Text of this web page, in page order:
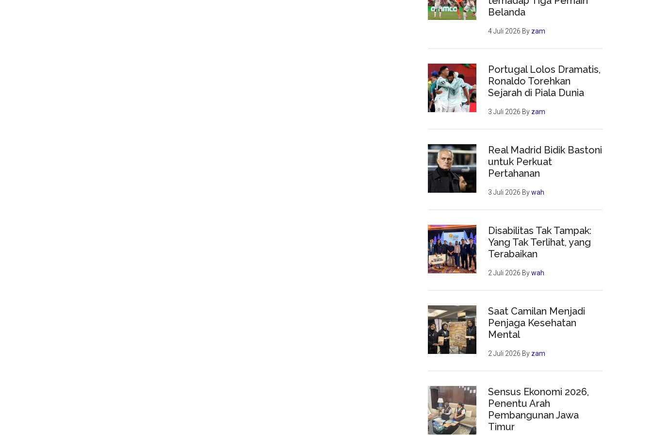
Belanda
4 Juli 2026 By zam
Portugal Lolos Dramatis,
Ronaldo Torehkan
Sejarah di Piala Dunia
3 Juli 2026 By zam
Real Madrid Bidik Bastoni
untuk Perkuat
Pertahanan
3 Juli 2026 Bywah
Disabilitas Tak Tampak:
Yang Tak Terlihat, yang
Terabaikan
2 Juli 2026 Bywah
Saat Camilan Menjadi
Penjaga Kesehatan
Mental
2 Juli 2026 By zam
Sensus Ekonomi 2026,
Penentu Arah
Pembangunan Jawa
Timur